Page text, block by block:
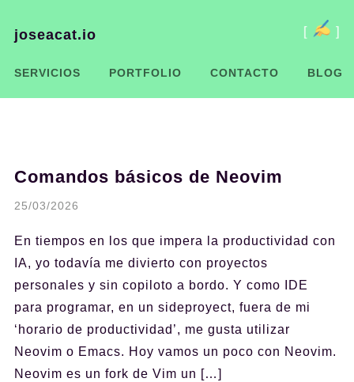
joseacat.io
SERVICIOS PORTFOLIO CONTACTO BLOG
Comandos básicos de Neovim
25/03/2026
En tiempos en los que impera la productividad con
IA, yo todavía me divierto con proyectos
personales y sin copiloto a bordo. Y como IDE
para programar, en un sideproyect, fuera de mi
‘horario de productividad’, me gusta utilizar
Neovim o Emacs. Hoy vamos un poco con Neovim.
Neovim es un fork de Vim un […]